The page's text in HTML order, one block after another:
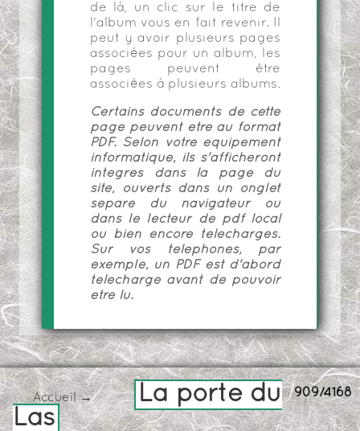
de là, un clic sur le titre de
l'album vous en fait revenir. Il
peut y avoir plusieurs pages
associées pour un album, les
pages peuvent être
associées à plusieurs albums.
Certains documents de cette
page peuvent être au format
PDF. Selon votre équipement
informatique, ils s'afficheront
intégrés dans la page du
site, ouverts dans un onglet
séparé du navigateur ou
dans le lecteur de pdf local
ou bien encore téléchargés.
Sur vos téléphones, par
exemple, un PDF est d'abord
téléchargé avant de pouvoir
être lu.
909/4168
Accueil→
La porte du
Las